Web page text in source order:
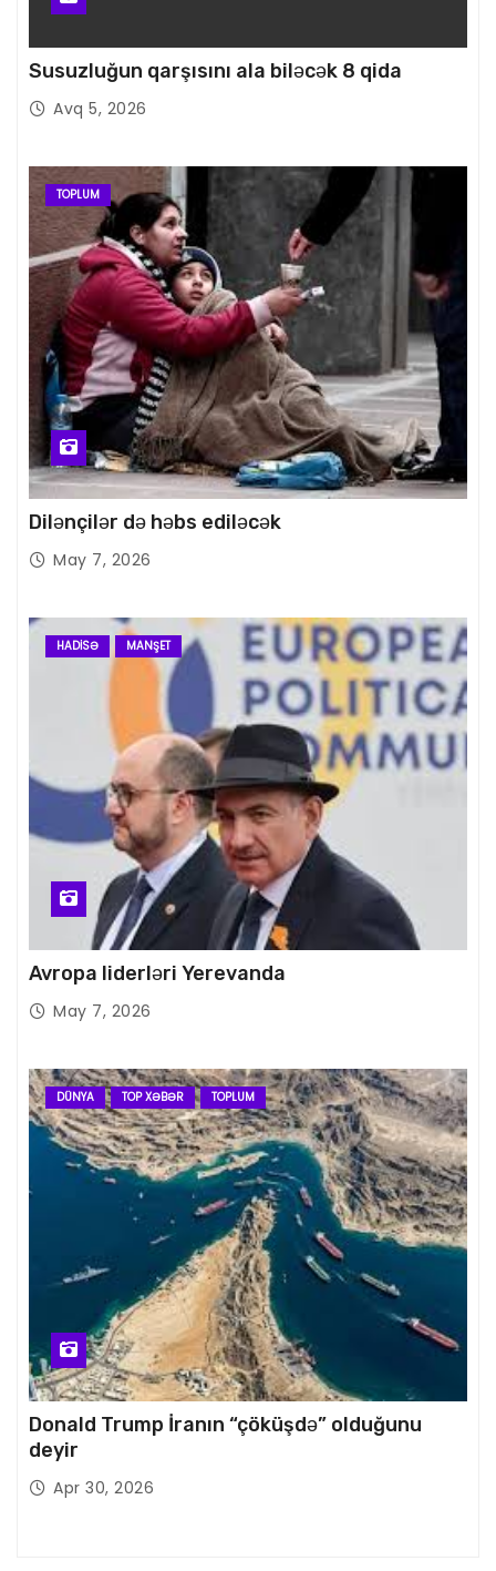
Susuzluğun qarşısını ala biləcək 8 qida
Avq 5, 2026
TOPLUM
Dilənçilər də həbs ediləcək
May 7, 2026
HADISƏ MANŞET
Avropa liderləri Yerevanda
May 7, 2026
DÜNYA TOP XƏBƏR TOPLUM
Donald Trump İranın “çöküşdə” olduğunu
deyir
Apr 30, 2026